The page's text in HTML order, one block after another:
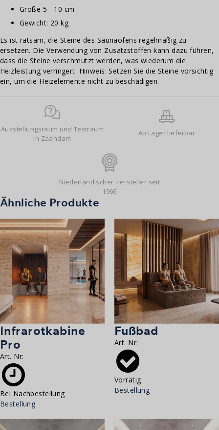
Größe 5 - 10 cm
Gewicht: 20 kg
Es ist ratsam, die Steine des Saunaofens regelmäßig zu
ersetzen. Die Verwendung von Zusatzstoffen kann dazu führen,
dass die Steine verschmutzt werden, was wiederum die
Heizleistung verringert. Hinweis: Setzen Sie die Steine vorsichtig
ein, um die Heizelemente nicht zu beschädigen.
Ausstellungsraum und Testraum
in Zaandam
Ab Lager lieferbar
Niederländischer Hersteller seit
1966
Ähnliche Produkte
Infrarotkabine
Pro
Art. Nr:
Bei Nachbestellung
Bestellung
Fußbad
Art. Nr:
Vorrätig
Bestellung